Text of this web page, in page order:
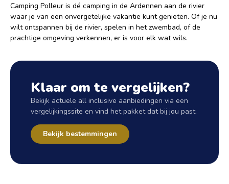
Camping Polleur is dé camping in de Ardennen aan de rivier
waar je van een onvergetelijke vakantie kunt genieten. Of je nu
wilt ontspannen bij de rivier, spelen in het zwembad, of de
prachtige omgeving verkennen, er is voor elk wat wils.
Klaar om te vergelijken?
Bekijk actuele all inclusive aanbiedingen via een
vergelijkingssite en vind het pakket dat bij jou past.
Bekijk bestemmingen